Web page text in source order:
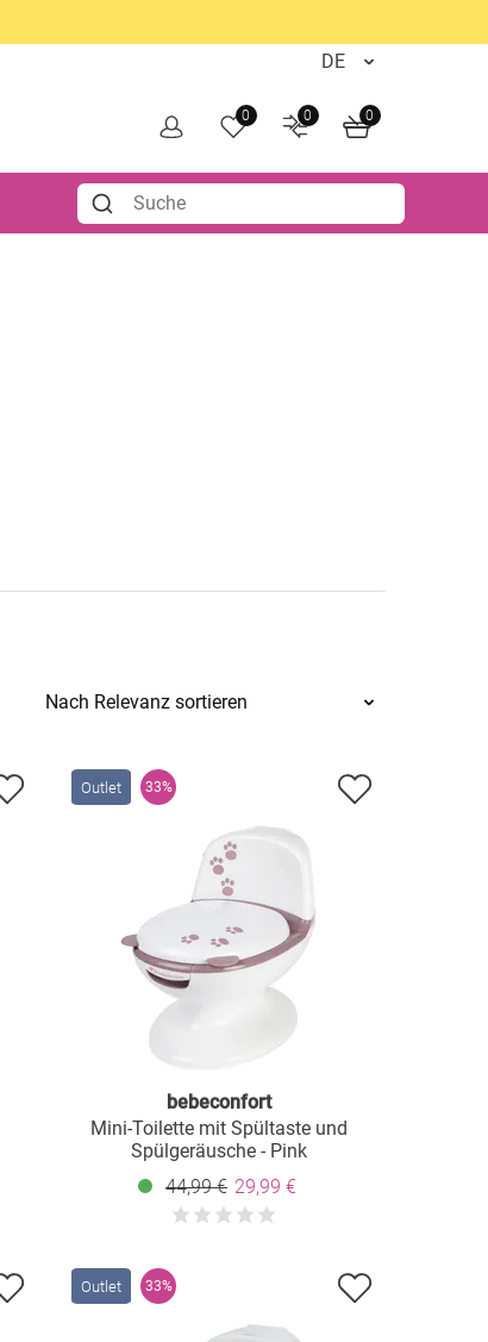
0 0 0
Outlet 33%
bebeconfort
Mini-Toilette mit Spültaste und
Spülgeräusche - Pink
44,99 € 29,99 €
Outlet 33%